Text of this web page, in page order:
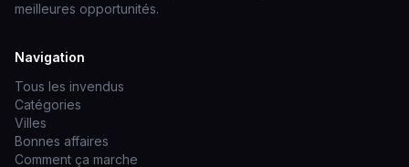
meilleures opportunités.
Navigation
Tous les invendus
Catégories
Villes
Bonnes affaires
Comment ça marche